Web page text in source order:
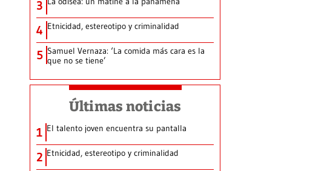
3
4 Etnicidad, estereotipo y criminalidad
5 Samuel Vernaza: ‘La comida más cara es la
que no se tiene’
Últimas noticias
1 El talento joven encuentra su pantalla​
2 Etnicidad, estereotipo y criminalidad